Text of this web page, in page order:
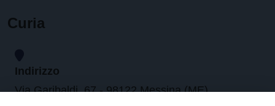
Curia
Indirizzo
Via Garibaldi, 67 - 98122 Messina (ME)